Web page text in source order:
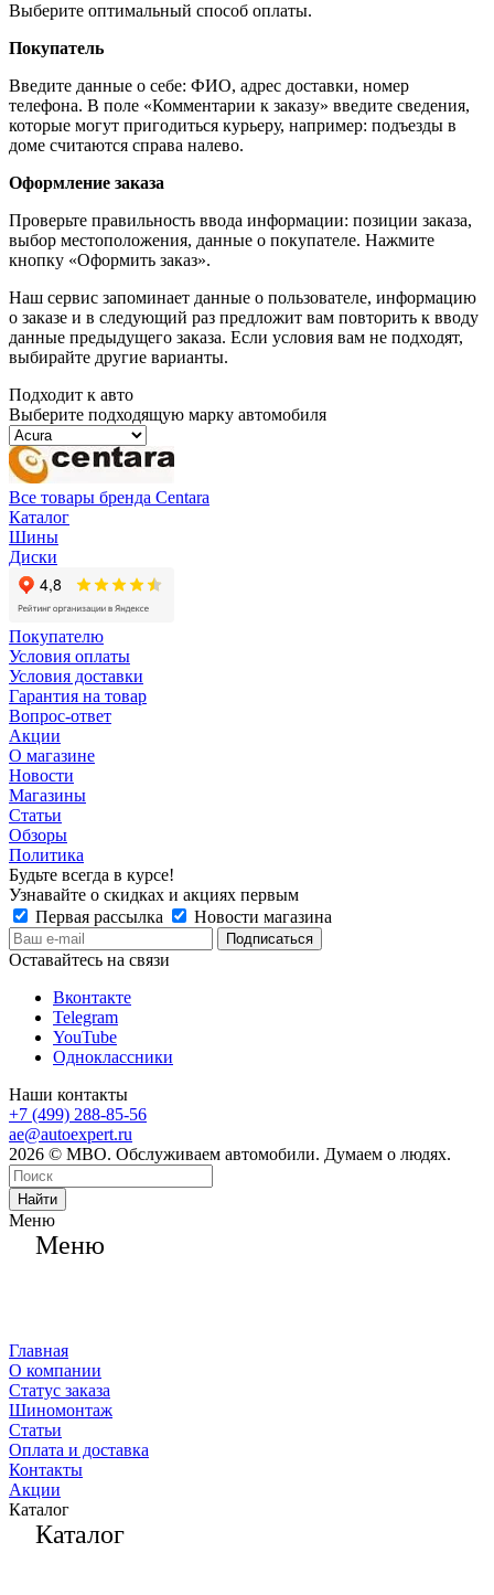
Выберите оптимальный способ оплаты.
Покупатель
Введите данные о себе: ФИО, адрес доставки, номер
телефона. В поле «Комментарии к заказу» введите сведения,
которые могут пригодиться курьеру, например: подъезды в
доме считаются справа налево.
Оформление заказа
Проверьте правильность ввода информации: позиции заказа,
выбор местоположения, данные о покупателе. Нажмите
кнопку «Оформить заказ».
Наш сервис запоминает данные о пользователе, информацию
о заказе и в следующий раз предложит вам повторить к вводу
данные предыдущего заказа. Если условия вам не подходят,
выбирайте другие варианты.
Подходит к авто
Выберите подходящую марку автомобиля
Все товары бренда Centara
Каталог
Шины
Диски
Покупателю
Условия оплаты
Условия доставки
Гарантия на товар
Вопрос-ответ
Акции
О магазине
Новости
Магазины
Статьи
Обзоры
Политика
Будьте всегда в курсе!
Узнавайте о скидках и акциях первым
Первая рассылка
Новости магазина
Оставайтесь на связи
Вконтакте
Telegram
YouTube
Одноклассники
Наши контакты
+7 (499) 288-85-56
ae@autoexpert.ru
2026 © МВО. Обслуживаем автомобили. Думаем о людях.
Найти
Меню
Меню
Главная
О компании
Статус заказа
Шиномонтаж
Статьи
Оплата и доставка
Контакты
Акции
Каталог
Каталог